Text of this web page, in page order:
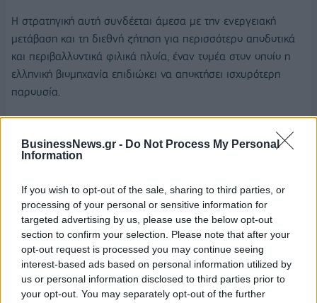
BusinessNews.gr - Do Not Process My Personal
Information
If you wish to opt-out of the sale, sharing to third parties, or
processing of your personal or sensitive information for
targeted advertising by us, please use the below opt-out
section to confirm your selection. Please note that after your
opt-out request is processed you may continue seeing
interest-based ads based on personal information utilized by
us or personal information disclosed to third parties prior to
your opt-out. You may separately opt-out of the further
Η στρατηγική αυτή συνδέεται άμεσα με την ενεργειακή
μετάβαση και τη διεθνή ζήτηση για περισσότερο αποδοτικά
και περιβαλλοντικά φιλικά πλοία, έναν τομέα στον οποίο η
ελληνική βιομηχανία επιδιώκει να αποκτήσει ισχυρότερη
παρουσία.
Ο ίδιος υπογραμμίζει ότι η Ελλάδα διαθέτει σήμερα όλες τις
προϋποθέσεις για να μετατρέψει τη ναυτιλιακή της ισχύ και
τη γεωστρατηγική της θέση σε βιομηχανική υπεραξία, με τη
βασικούς πυλώνες της αναπτυξιακής πορείας της χώρας.
Η κοινή συνισταμένη και των τριών περιπτώσεων είναι ότι η
αναβίωση της ελληνικής ναυπηγικής βιομηχανίας δεν
αντιμετωπίζεται πλέον ως ένα μεμονωμένο βιομηχανικό
εγχείρημα, αλλά ως τμήμα μιας ευρύτερης εθνικής
στρατηγικής που συνδέει την οικονομία, την τεχνολογία, την